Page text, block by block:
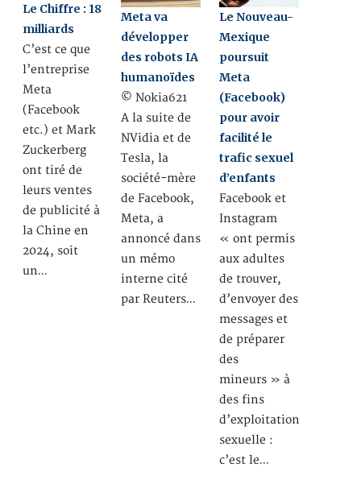
Le Chiffre : 18
milliards
C’est ce que
l’entreprise
Meta
(Facebook
etc.) et Mark
Zuckerberg
ont tiré de
leurs ventes
de publicité à
la Chine en
2024, soit
un…
Meta va
développer
des robots IA
humanoïdes
© Nokia621
A la suite de
NVidia et de
Tesla, la
société-mère
de Facebook,
Meta, a
annoncé dans
un mémo
interne cité
par Reuters…
Le Nouveau-
Mexique
poursuit
Meta
(Facebook)
pour avoir
facilité le
trafic sexuel
d’enfants
Facebook et
Instagram
« ont permis
aux adultes
de trouver,
d’envoyer des
messages et
de préparer
des
mineurs » à
des fins
d’exploitation
sexuelle :
c’est le…